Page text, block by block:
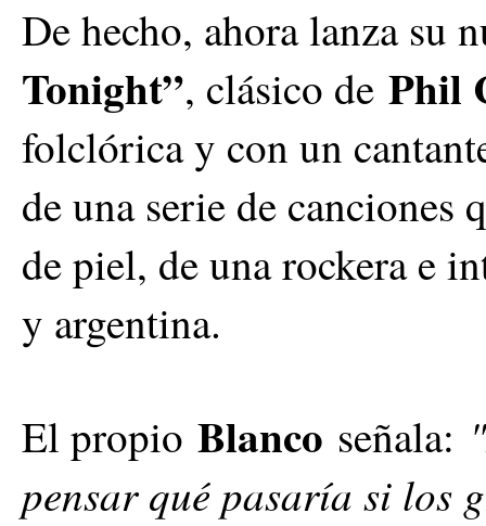
De hecho, ahora lanza su
Tonight”, clásico de Phil
folclórica y con un
de una serie de
de piel, de una rockera e
y argentina.
El propio Blanco señala:
pensar qué pasaría si los